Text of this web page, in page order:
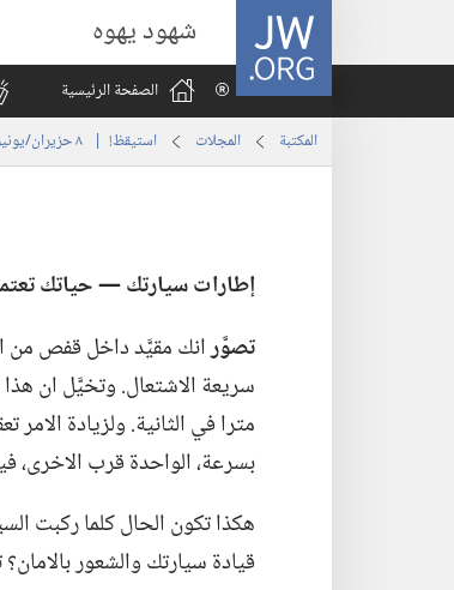
JW.ORG شهود يهوه
الصفحة الرئيسية
المكتبة المجلات استيقظ‏!‏ | ‏‎ ٨‏ ‏‎حزيران/يونيو‏ ‎٢٠٠٤
إطارات سيارتك —‏ حياتك
تصوَّرانك مقيَّد داخل قفص من
مترا في الثانية.‏ ولزيادة
بسرعة،‏ الواحدة قرب الاخرى،‏
هكذا تكون الحال كلما ركبت
قيادة سيارتك والشعور